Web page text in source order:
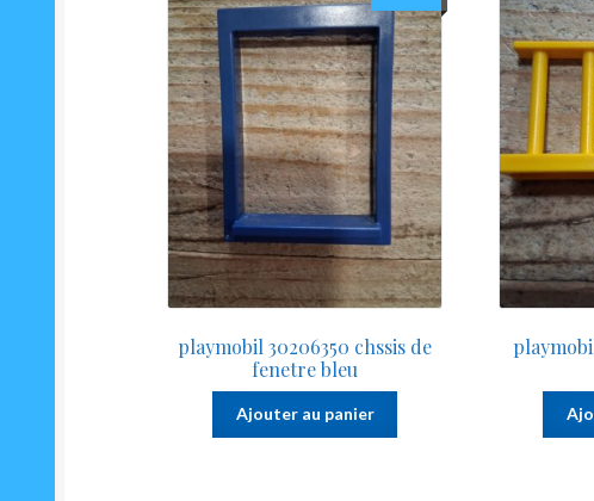
playmobil 30206350 chssis de
fenetre bleu
Ajouter au panier